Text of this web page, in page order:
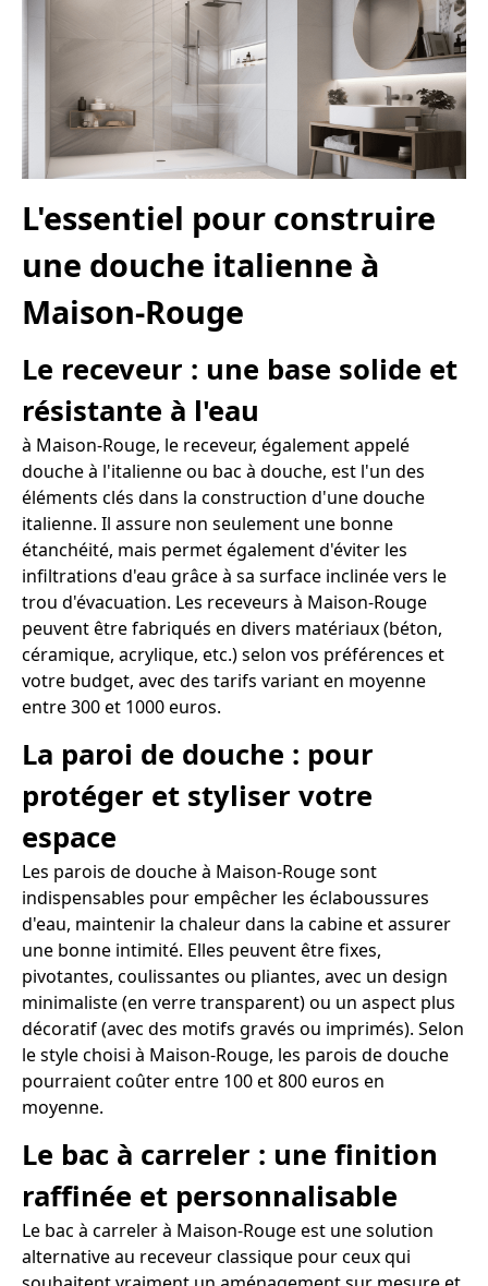
L'essentiel pour construire
une douche italienne à
Maison-Rouge
Le receveur : une base solide et
résistante à l'eau
à Maison-Rouge, le receveur, également appelé
douche à l'italienne ou bac à douche, est l'un des
éléments clés dans la construction d'une douche
italienne. Il assure non seulement une bonne
étanchéité, mais permet également d'éviter les
infiltrations d'eau grâce à sa surface inclinée vers le
trou d'évacuation. Les receveurs à Maison-Rouge
peuvent être fabriqués en divers matériaux (béton,
céramique, acrylique, etc.) selon vos préférences et
votre budget, avec des tarifs variant en moyenne
entre 300 et 1000 euros.
La paroi de douche : pour
protéger et styliser votre
espace
Les parois de douche à Maison-Rouge sont
indispensables pour empêcher les éclaboussures
d'eau, maintenir la chaleur dans la cabine et assurer
une bonne intimité. Elles peuvent être fixes,
pivotantes, coulissantes ou pliantes, avec un design
minimaliste (en verre transparent) ou un aspect plus
décoratif (avec des motifs gravés ou imprimés). Selon
le style choisi à Maison-Rouge, les parois de douche
pourraient coûter entre 100 et 800 euros en
moyenne.
Le bac à carreler : une finition
raffinée et personnalisable
Le bac à carreler à Maison-Rouge est une solution
alternative au receveur classique pour ceux qui